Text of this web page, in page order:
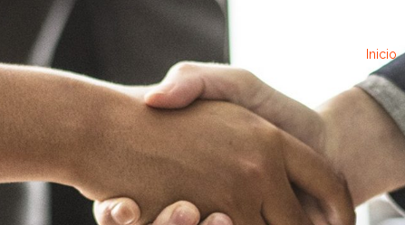
Inicio